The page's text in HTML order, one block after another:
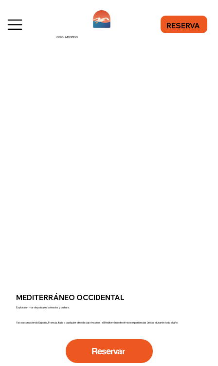
RESERVA
OGGI A BORDO
MEDITERRÁNEO OCCIDENTAL
Explora un mar de paisajes soleados y cultura.
Ya sea conociendo España, Francia, Italia o cualquier otro de sus rincones, el Mediterráneo te ofrece experiencias únicas durante todo el año.
Reservar